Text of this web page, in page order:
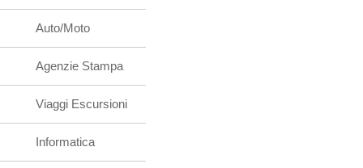
Auto/Moto
Agenzie Stampa
Viaggi Escursioni
Informatica